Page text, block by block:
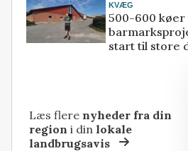
KVÆG
500-600
start til store
Læs flere nyheder fra din
region i dinlokale
landbrugsavis